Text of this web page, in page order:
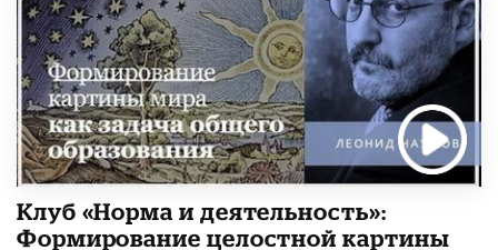
Клуб «Норма и деятельность»:
Формирование целостной картины